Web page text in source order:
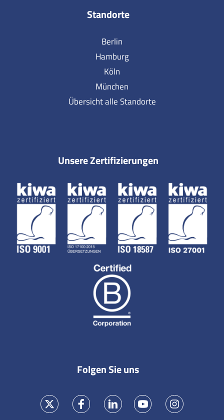
Standorte
Berlin
Hamburg
Köln
München
Übersicht alle Standorte
Unsere Zertifizierungen
Folgen Sie uns